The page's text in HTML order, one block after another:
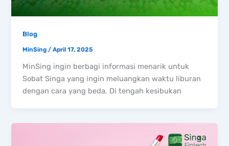
Blog
MinSing/April 17, 2025
MinSing ingin berbagi informasi menarik untuk
Sobat Singa yang ingin meluangkan waktu liburan
dengan cara yang beda. Di tengah kesibukan